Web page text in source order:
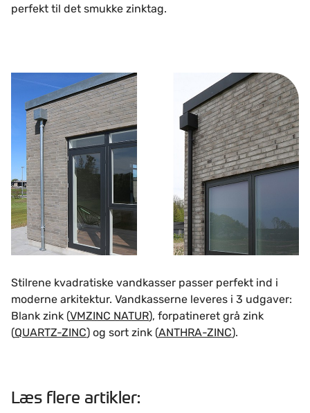
perfekt til det smukke zinktag.
Stilrene kvadratiske vandkasser passer perfekt ind i
moderne arkitektur. Vandkasserne leveres i 3 udgaver:
Blank zink (VMZINC NATUR), forpatineret grå zink
(QUARTZ-ZINC) og sort zink (ANTHRA-ZINC).
Læs flere artikler: